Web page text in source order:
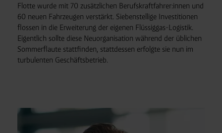
Flotte wurde mit 70 zusätzlichen Berufskraftfahrer:innen und
60 neuen Fahrzeugen verstärkt. Siebenstellige Investitionen
flossen in die Erweiterung der eigenen Flüssiggas-Logistik.
Eigentlich sollte diese Neuorganisation während der üblichen
Sommerflaute stattfinden, stattdessen erfolgte sie nun im
turbulenten Geschäftsbetrieb.